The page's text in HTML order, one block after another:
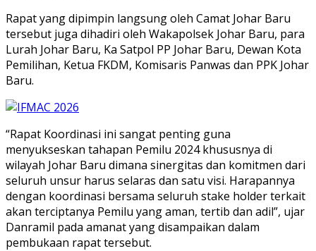
Rapat yang dipimpin langsung oleh Camat Johar Baru
tersebut juga dihadiri oleh Wakapolsek Johar Baru, para
Lurah Johar Baru, Ka Satpol PP Johar Baru, Dewan Kota
Pemilihan, Ketua FKDM, Komisaris Panwas dan PPK Johar
Baru.
“Rapat Koordinasi ini sangat penting guna
menyukseskan tahapan Pemilu 2024 khususnya di
wilayah Johar Baru dimana sinergitas dan komitmen dari
seluruh unsur harus selaras dan satu visi. Harapannya
dengan koordinasi bersama seluruh stake holder terkait
akan terciptanya Pemilu yang aman, tertib dan adil”, ujar
Danramil pada amanat yang disampaikan dalam
pembukaan rapat tersebut.